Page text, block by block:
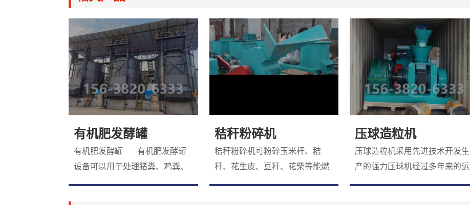
有机肥发酵罐
有机肥发酵罐 有机肥发酵罐
设备可以用于处理猪粪、鸡粪、
牛粪、羊粪、菌菇渣、中药渣、
秸秆粉碎机
秸秆粉碎机可粉碎玉米杆、秸
秆、花生皮、豆秆、花柴等能燃
烧的农作物废料秆。避免了这些
压球造粒机
压球造粒机采用先进技术开发生
产的强力压球机经过多年来的运
行与不断完善，现已广泛应用于